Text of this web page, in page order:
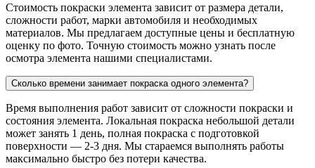
Стоимость покраски элемента зависит от размера детали,
сложности работ, марки автомобиля и необходимых
материалов. Мы предлагаем доступные цены и бесплатную
оценку по фото. Точную стоимость можно узнать после
осмотра элемента нашими специалистами.
Сколько времени занимает покраска одного элемента?
Время выполнения работ зависит от сложности покраски и
состояния элемента. Локальная покраска небольшой детали
может занять 1 день, полная покраска с подготовкой
поверхности — 2-3 дня. Мы стараемся выполнять работы
максимально быстро без потери качества.